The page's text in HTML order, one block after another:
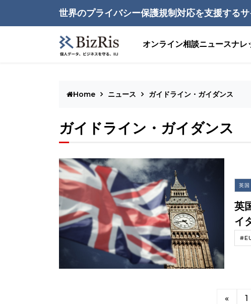
世界のプライバシー保護規制対応を支援するサ
オンライン相談ニュースナレ
Home ニュース ガイドライン・ガイダンス
ガイドライン・ガイダンス
英国
英
イ
« 1